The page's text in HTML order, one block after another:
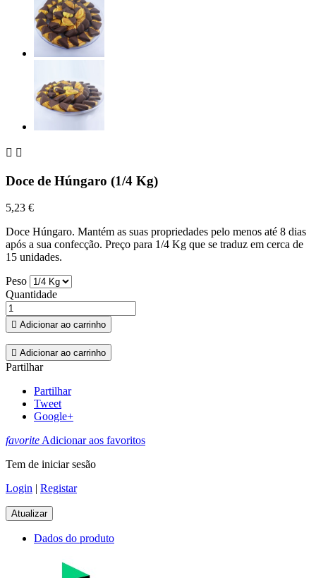
 
Doce de Húngaro (1/4 Kg)
5,23 €
Doce Húngaro. Mantém as suas propriedades pelo menos até 8 dias
após a sua confecção. Preço para 1/4 Kg que se traduz em cerca de
15 unidades.
Peso
Quantidade
 Adicionar ao carrinho
 Adicionar ao carrinho
Partilhar
Partilhar
Tweet
Google+
favoriteAdicionar aos favoritos
Tem de iniciar sesão
Login | Registar
Dados do produto